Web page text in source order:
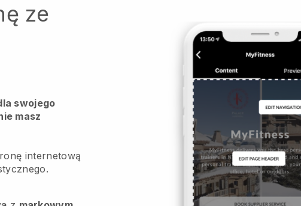
ze
swojego
masz
internetową